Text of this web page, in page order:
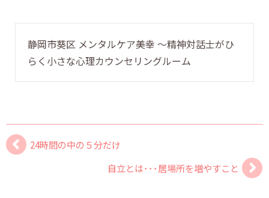
静岡市葵区 メンタルケア美幸 〜精神対話士がひ
らく小さな心理カウンセリングルーム
24時間の中の５分だけ
自立とは･･･居場所を増やすこと